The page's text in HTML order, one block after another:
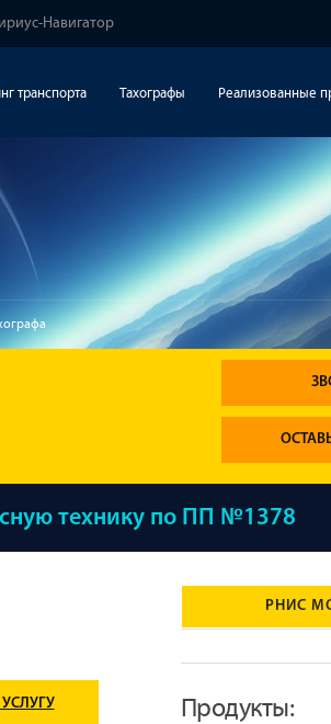
Навигатор
транспорта Тахографы Реализованные
технику по ПП №1378
РНИС
Продукты: